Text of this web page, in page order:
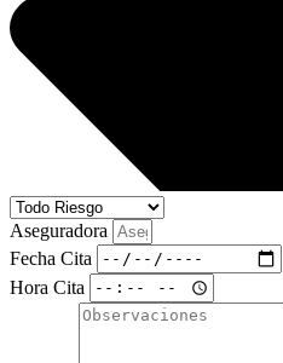
Aseguradora
Fecha Cita
Hora Cita